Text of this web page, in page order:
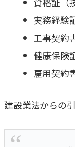
実務経験
工事契約
健康保険
雇用契約
建設業法からの引